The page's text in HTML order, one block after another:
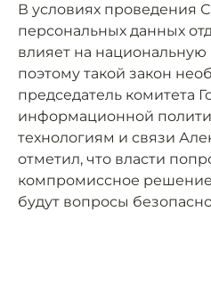
В условиях проведения
персональных данных
влияет на национальную
поэтому такой закон
председатель комитета
информационной
технологиям и связи
отметил, что власти
компромиссное
будут вопросы